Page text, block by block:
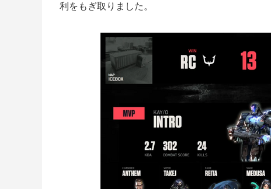
利をもぎ取りました。